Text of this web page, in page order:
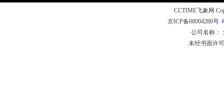
CCTIME飞象网
京ICP备08004280号
公司名称：
未经书面许